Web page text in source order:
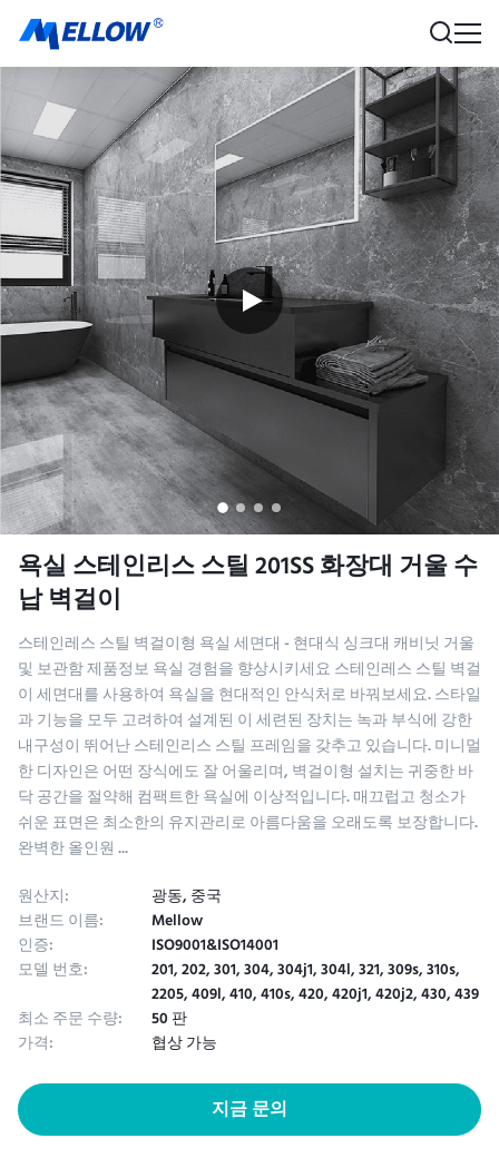
욕실 스테인리스 스틸 201SS 화장대 거울 수
납 벽걸이
스테인레스 스틸 벽걸이형 욕실 세면대 - 현대식 싱크대 캐비닛 거울
및 보관함 제품정보 욕실 경험을 향상시키세요 스테인레스 스틸 벽걸
이 세면대를 사용하여 욕실을 현대적인 안식처로 바꿔보세요. 스타일
과 기능을 모두 고려하여 설계된 이 세련된 장치는 녹과 부식에 강한
내구성이 뛰어난 스테인리스 스틸 프레임을 갖추고 있습니다. 미니멀
한 디자인은 어떤 장식에도 잘 어울리며, 벽걸이형 설치는 귀중한 바
닥 공간을 절약해 컴팩트한 욕실에 이상적입니다. 매끄럽고 청소가
쉬운 표면은 최소한의 유지관리로 아름다움을 오래도록 보장합니다.
완벽한 올인원 ...
원산지:
광동, 중국
브랜드 이름: Mellow
인증: ISO9001&ISO14001
모델 번호: 201, 202, 301, 304, 304j1, 304l, 321, 309s, 310s,
2205, 409l, 410, 410s, 420, 420j1, 420j2, 430, 439
최소 주문 수량: 50 판
가격: 협상 가능
지금 문의